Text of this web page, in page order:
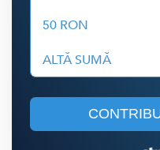
50 RON
ALTĂ SUMĂ